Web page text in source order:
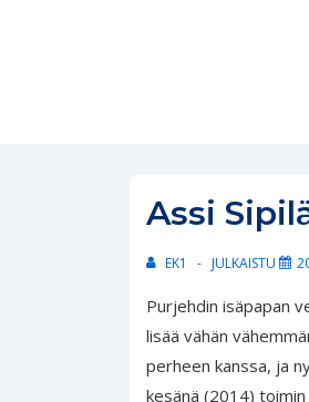
Assi
EK1 JULKAISTU
Purjehdin isäpapan
lisää vähän
perheen kanssa, ja
kesänä (2014)